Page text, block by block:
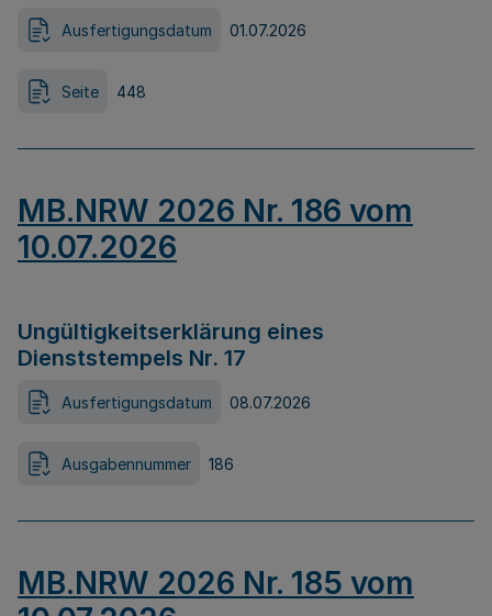
Ausfertigungsdatum 01.07.2026
Seite 448
MB.NRW 2026 Nr. 186 vom
10.07.2026
Ungültigkeitserklärung eines
Dienststempels Nr. 17
Ausfertigungsdatum 08.07.2026
Ausgabennummer 186
MB.NRW 2026 Nr. 185 vom